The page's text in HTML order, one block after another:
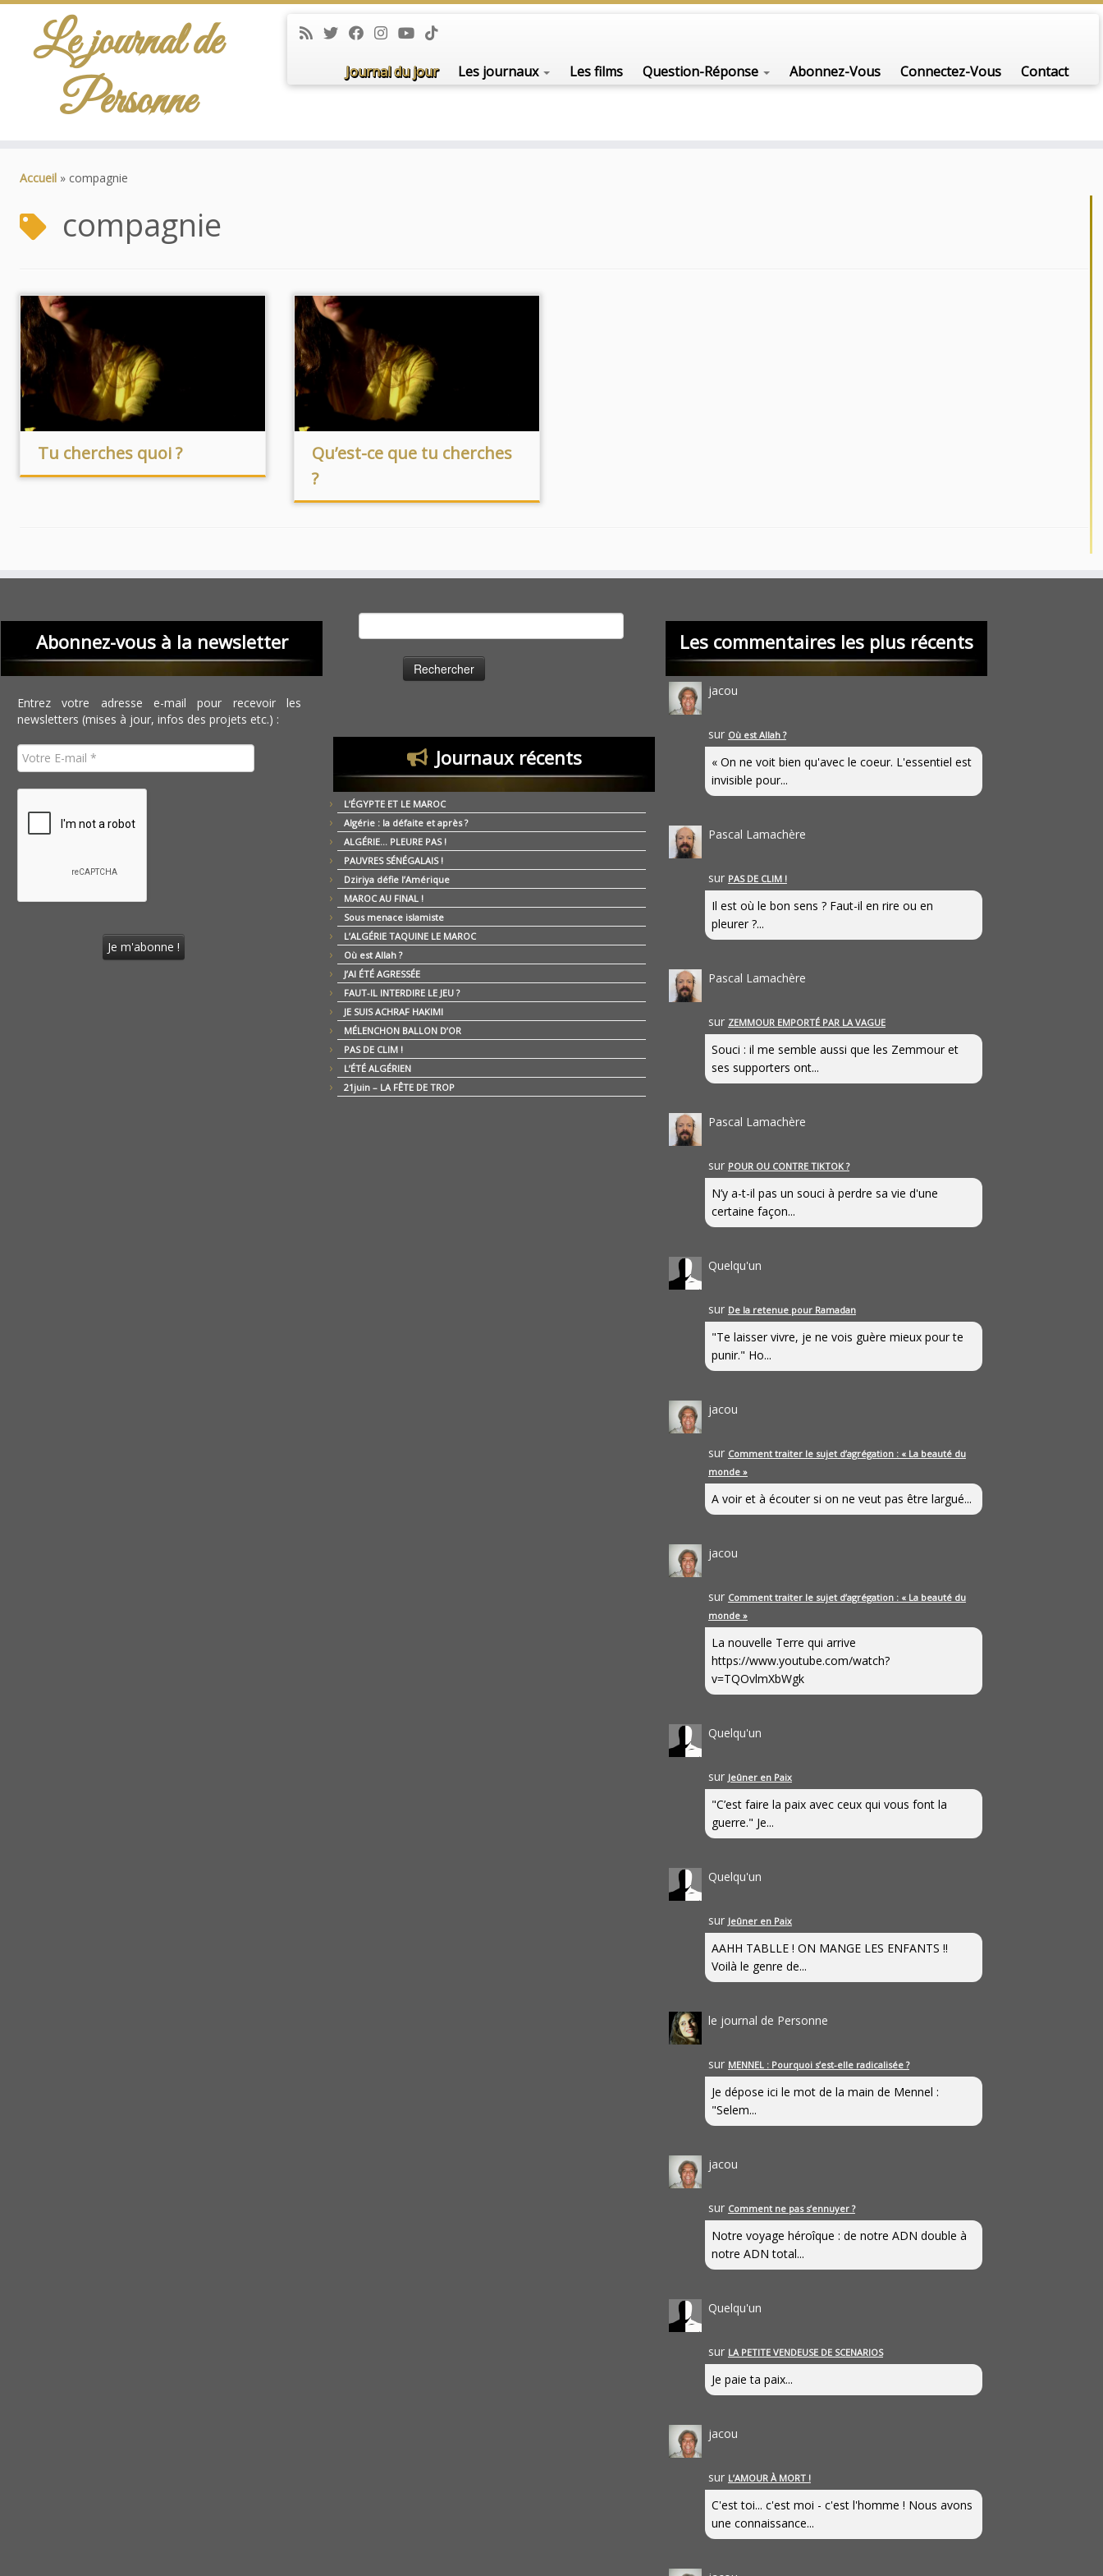
Le journal de
Personne
Journal du jour Les journaux Les films Question-Réponse Abonnez-Vous Connectez-Vous Contact
Accueil » compagnie
compagnie
Tu cherches quoi ?
Qu’est-ce que tu cherches
?
Abonnez-vous à la newsletter
Entrez votre adresse e-mail pour recevoir les
newsletters (mises à jour, infos des projets etc.) :
Journaux récents
L’ÉGYPTE ET LE MAROC
Algérie : la défaite et après ?
ALGÉRIE… PLEURE PAS !
PAUVRES SÉNÉGALAIS !
Dziriya défie l’Amérique
MAROC AU FINAL !
Sous menace islamiste
L’ALGÉRIE TAQUINE LE MAROC
Où est Allah ?
J’AI ÉTÉ AGRESSÉE
FAUT-IL INTERDIRE LE JEU ?
JE SUIS ACHRAF HAKIMI
MÉLENCHON BALLON D’OR
PAS DE CLIM !
L’ÉTÉ ALGÉRIEN
21juin – LA FÊTE DE TROP
Les commentaires les plus récents
jacou
sur Où est Allah ?
« On ne voit bien qu'avec le coeur. L'essentiel est
invisible pour...
Pascal Lamachère
sur PAS DE CLIM !
Il est où le bon sens ? Faut-il en rire ou en
pleurer ?...
Pascal Lamachère
sur ZEMMOUR EMPORTÉ PAR LA VAGUE
Souci : il me semble aussi que les Zemmour et
ses supporters ont...
Pascal Lamachère
sur POUR OU CONTRE TIKTOK ?
N’y a-t-il pas un souci à perdre sa vie d'une
certaine façon...
Quelqu'un
sur De la retenue pour Ramadan
"Te laisser vivre, je ne vois guère mieux pour te
punir." Ho...
jacou
sur Comment traiter le sujet d’agrégation : « La beauté du
monde »
A voir et à écouter si on ne veut pas être largué...
jacou
sur Comment traiter le sujet d’agrégation : « La beauté du
monde »
La nouvelle Terre qui arrive
https://www.youtube.com/watch?
v=TQOvlmXbWgk
Quelqu'un
sur Jeûner en Paix
"C’est faire la paix avec ceux qui vous font la
guerre." Je...
Quelqu'un
sur Jeûner en Paix
AAHH TABLLE ! ON MANGE LES ENFANTS !!
Voilà le genre de...
le journal de Personne
sur MENNEL : Pourquoi s’est-elle radicalisée ?
Je dépose ici le mot de la main de Mennel :
"Selem...
jacou
sur Comment ne pas s’ennuyer ?
Notre voyage héroîque : de notre ADN double à
notre ADN total...
Quelqu'un
sur LA PETITE VENDEUSE DE SCENARIOS
Je paie ta paix...
jacou
sur L’AMOUR À MORT !
C'est toi... c'est moi - c'est l'homme ! Nous avons
une connaissance...